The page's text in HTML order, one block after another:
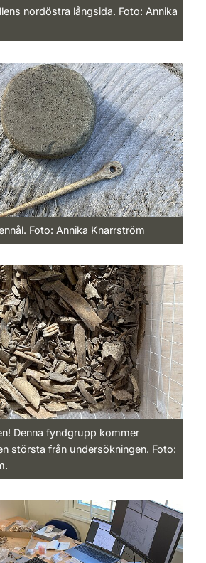
nordöstra långsida. Foto: Annika
Foto: Annika Knarrström
Denna fyndgrupp kommer
största från undersökningen. Foto: